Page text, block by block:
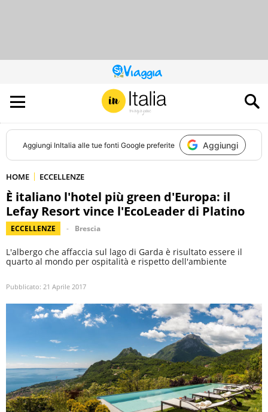
QUESTO
SITO
CONTRIBUISCE
ALL’AUDIENCE
DI
Aggiungi InItalia alle tue fonti Google preferite Aggiungi
HOME ECCELLENZE
È italiano l'hotel più green d'Europa: il
Lefay Resort vince l'EcoLeader di Platino
ECCELLENZE Brescia
L'albergo che affaccia sul lago di Garda è risultato essere il
quarto al mondo per ospitalità e rispetto dell'ambiente
Pubblicato: 21 Aprile 2017